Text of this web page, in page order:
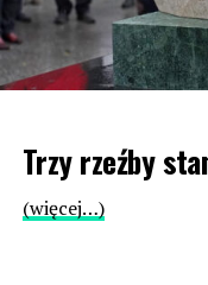
Trzy rzeźby
(więcej…)